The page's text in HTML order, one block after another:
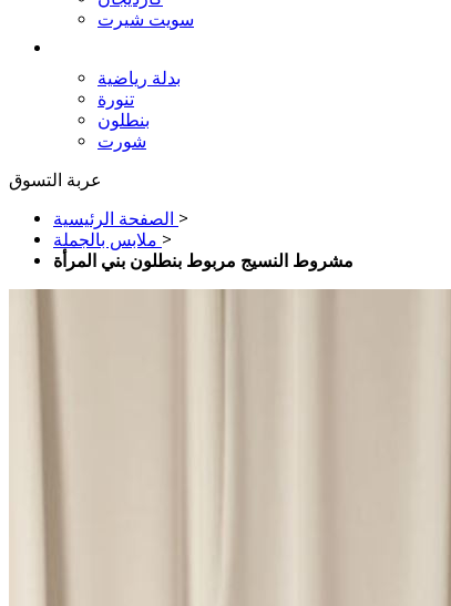
سويت شيرت
بدلة رياضية
تنورة
بنطلون
شورت
عربة التسوق
الصفحة الرئيسية >
ملابس بالجملة >
مشروط النسيج مربوط بنطلون بني المرأة